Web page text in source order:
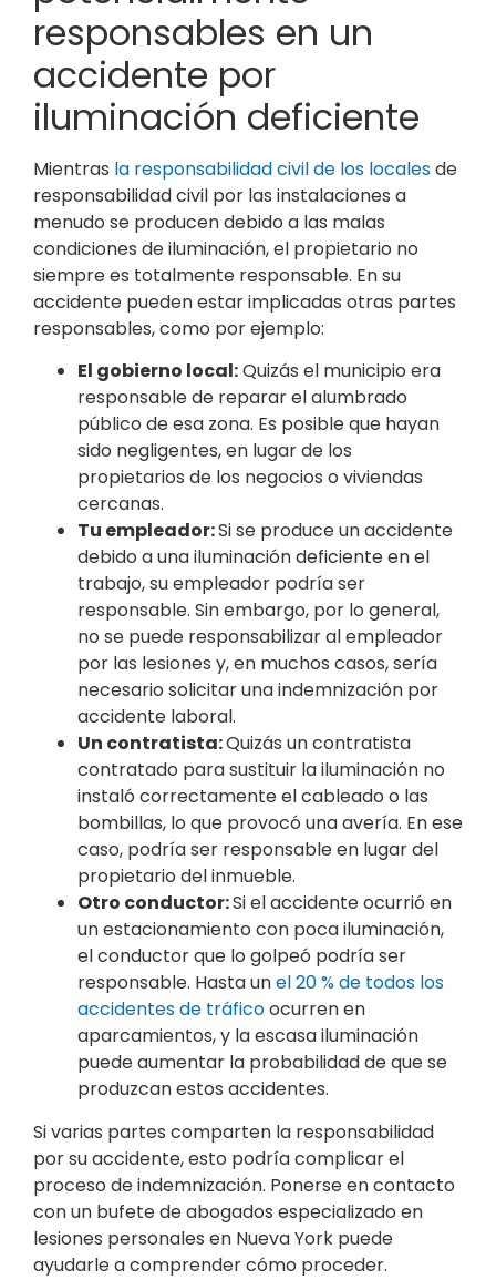
responsables en un
accidente por
iluminación deficiente
Mientras la responsabilidad civil de los localesde
responsabilidad civil por las instalaciones a
menudo se producen debido a las malas
condiciones de iluminación, el propietario no
siempre es totalmente responsable. En su
accidente pueden estar implicadas otras partes
responsables, como por ejemplo:
El gobierno local:Quizás el municipio era
responsable de reparar el alumbrado
público de esa zona. Es posible que hayan
sido negligentes, en lugar de los
propietarios de los negocios o viviendas
cercanas.
Tu empleador:Si se produce un accidente
debido a una iluminación deficiente en el
trabajo, su empleador podría ser
responsable. Sin embargo, por lo general,
no se puede responsabilizar al empleador
por las lesiones y, en muchos casos, sería
necesario solicitar una indemnización por
accidente laboral.
Un contratista:Quizás un contratista
contratado para sustituir la iluminación no
instaló correctamente el cableado o las
bombillas, lo que provocó una avería. En ese
caso, podría ser responsable en lugar del
propietario del inmueble.
Otro conductor:Si el accidente ocurrió en
un estacionamiento con poca iluminación,
el conductor que lo golpeó podría ser
responsable. Hasta unel 20 % de todos los
accidentes de tráficoocurren en
aparcamientos, y la escasa iluminación
puede aumentar la probabilidad de que se
produzcan estos accidentes.
Si varias partes comparten la responsabilidad
por su accidente, esto podría complicar el
proceso de indemnización. Ponerse en contacto
con un bufete de abogados especializado en
lesiones personales en Nueva York puede
ayudarle a comprender cómo proceder.